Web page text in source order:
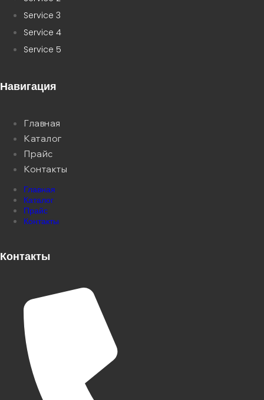
Service 3
Service 4
Service 5
Навигация
Главная
Каталог
Прайс
Контакты
Главная
Каталог
Прайс
Контакты
Контакты